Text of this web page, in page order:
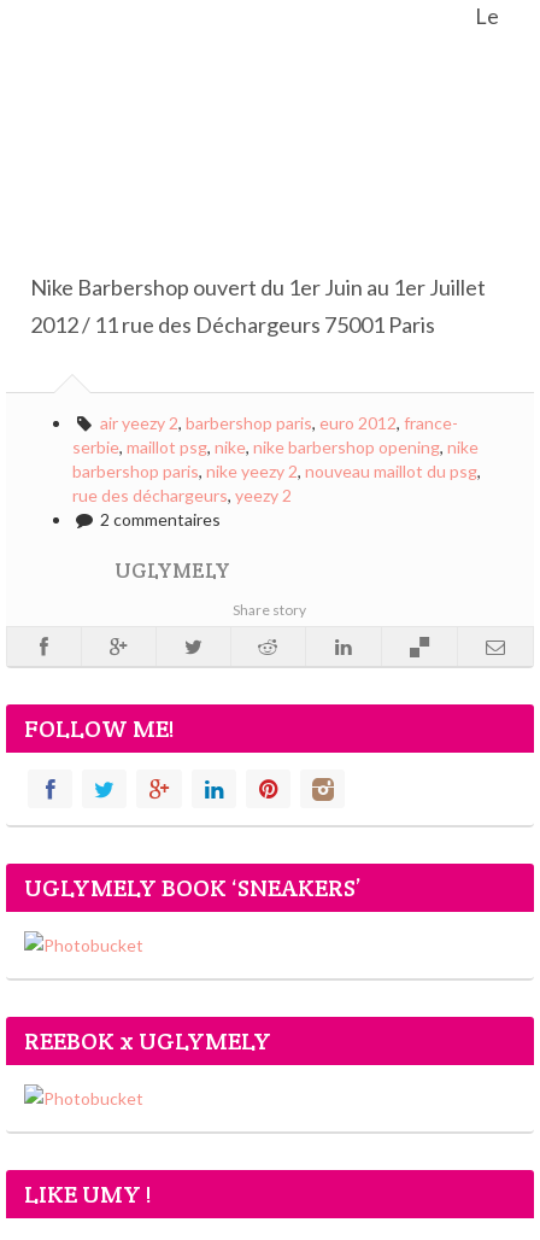
Le
Nike Barbershop ouvert du 1er Juin au 1er Juillet
2012 / 11 rue des Déchargeurs 75001 Paris
air yeezy 2, barbershop paris, euro 2012, france-
serbie, maillot psg, nike, nike barbershop opening, nike
barbershop paris, nike yeezy 2, nouveau maillot du psg,
rue des déchargeurs, yeezy 2
2 commentaires
UGLYMELY
Share story
FOLLOW ME!
UGLYMELY BOOK ‘SNEAKERS’
REEBOK x UGLYMELY
LIKE UMY !